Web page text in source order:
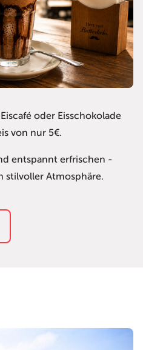
oder Eisschokolade
von nur 5€.
entspannt erfrischen -
stilvoller Atmosphäre.